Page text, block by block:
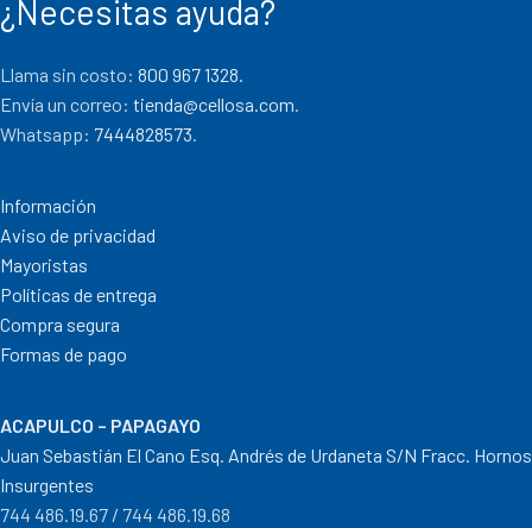
¿Necesitas ayuda?
Llama sin costo: 800 967 1328.
Envía un correo: tienda@cellosa.com.
Whatsapp: 7444828573.
Información
Aviso de privacidad
Mayoristas
Políticas de entrega
Compra segura
Formas de pago
ACAPULCO – PAPAGAYO
Juan Sebastián El Cano Esq. Andrés de Urdaneta S/N Fracc. Hornos
Insurgentes
744 486.19.67 / 744 486.19.68